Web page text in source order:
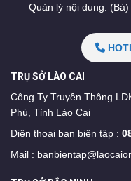
Quản lý nội dung: (Bà)
TRỤ SỞ LÀO CAI
Công Ty Truyền Thông
Phú, Tỉnh Lào Cai
Điện thoại ban biên tập :
Mail :